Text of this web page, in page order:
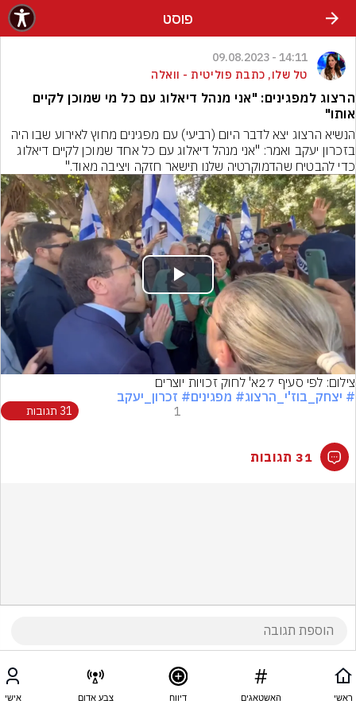
פוסט
14:11 - 09.08.2023
טל שלו, כתבת פוליטית - וואלה
הרצוג למפגינים: "אני מנהל דיאלוג עם כל מי שמוכן לקיים
אותו"
בזכרון יעקב ואמר: "אני מנהל דיאלוג עם כל אחד שמוכן לקיים דיאלוג
כדי להבטיח שהדמוקרטיה שלנו תישאר חזקה ויציבה מאוד."
Play
Video
צילום: לפי סעיף 27א' לחוק זכויות יוצרים
# יצחק_בוז'י_הרצוג# מפגינים# זכרון_יעקב
1 31 תגובות
31 תגובות
ראשי האשטאגים דיווח צבע אדום אישי